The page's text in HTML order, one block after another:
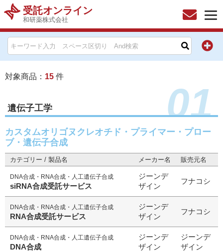
受託オンライン
和研薬株式会社
対象商品： 15 件
遺伝子工学 01
カスタムオリゴヌクレオチド・プライマー・プロー
ブ・遺伝子合成
カテゴリー / 製品名 メーカー名 販売元名
DNA合成・RNA合成・人工遺伝子合成
siRNA合成受託サービス
ジーンデ
ザイン
フナコシ
DNA合成・RNA合成・人工遺伝子合成
RNA合成受託サービス
ジーンデ
ザイン
フナコシ
DNA合成・RNA合成・人工遺伝子合成
DNA合成
ジーンデ
ザイン
ジーンデ
ザイン
HOME
キャンペーン情報一覧
製品カテゴリー一覧
メーカー別索引
販売元別索引
ご利用ガイド